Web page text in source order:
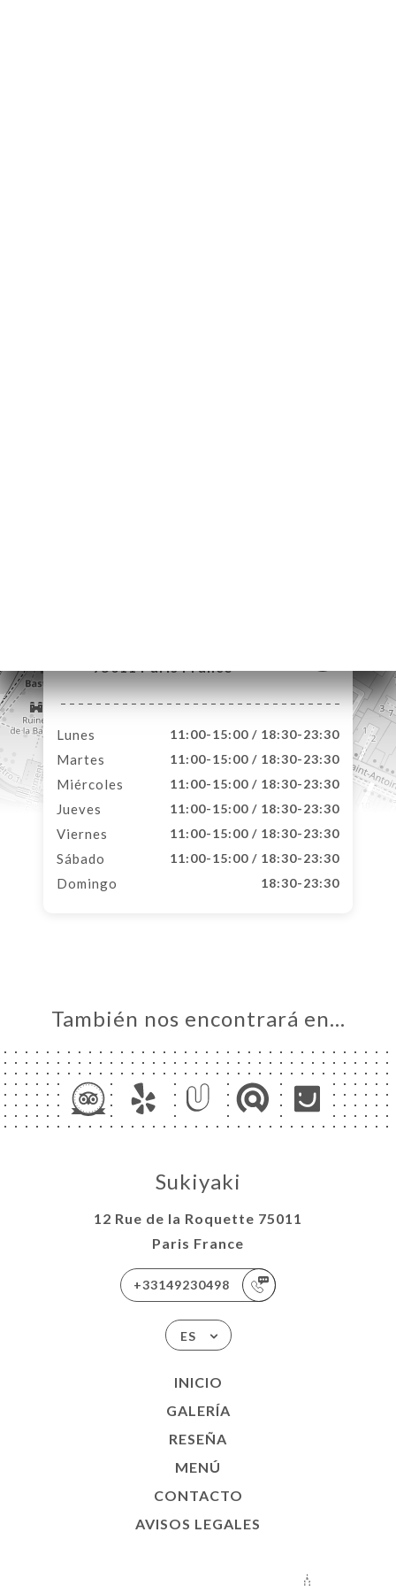
75011 Paris France
Lunes 11:00-15:00 / 18:30-23:30
Martes 11:00-15:00 / 18:30-23:30
Miércoles 11:00-15:00 / 18:30-23:30
Jueves 11:00-15:00 / 18:30-23:30
Viernes 11:00-15:00 / 18:30-23:30
Sábado 11:00-15:00 / 18:30-23:30
Domingo 18:30-23:30
También nos encontrará en…
Sukiyaki
12 Rue de la Roquette 75011
Paris France
+33149230498
ES
INICIO
GALERÍA
RESEÑA
MENÚ
CONTACTO
AVISOS LEGALES